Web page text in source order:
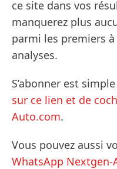
ce site dans vos
manquerez plus
parmi les premiers
analyses.
S’abonner est
sur ce lien et de
Auto.com.
Vous pouvez aussi
WhatsApp Nextgen-